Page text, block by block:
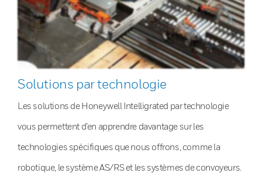
Solutions par technologie
Les solutions de Honeywell Intelligrated par technologie
vous permettent d’en apprendre davantage sur les
technologies spécifiques que nous offrons, comme la
robotique, le système AS/RS et les systèmes de convoyeurs.